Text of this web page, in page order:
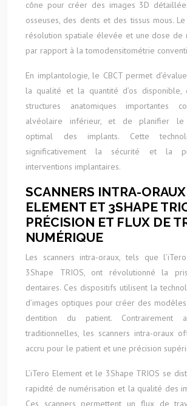
cône pour créer des images 3D
osseuses, des dents et des tissus mous.
résolution spatiale élevée et une dose de
par rapport à la tomodensitométrie
En implantologie, le CBCT permet
la qualité et la quantité d’os disponible,
structures anatomiques importantes
alvéolaire inférieur, et de planifier le
optimal des implants. Cette
significativement la sécurité et la
interventions implantaires.
SCANNERS INTRA-
ELEMENT ET 3SHAPE
PRÉCISION ET FLUX DE
NUMÉRIQUE
Les scanners intra-oraux, tels que
3Shape TRIOS, ont révolutionné la
dentaires. Ces dispositifs utilisent la
d’images optiques pour créer des
dentition du patient. Contrairement
traditionnelles, les scanners intra-oraux
accru pour le patient et une précision
L’iTero Element et le 3Shape TRIOS se
rapidité de numérisation et la qualité des
Ces scanners permettent un flux de